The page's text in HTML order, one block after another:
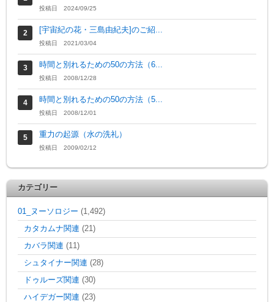
投稿日 2024/09/25
[宇宙紀の花・三島由紀夫]のご紹...
投稿日 2021/03/04
時間と別れるための50の方法（6...
投稿日 2008/12/28
時間と別れるための50の方法（5...
投稿日 2008/12/01
重力の起源（水の洗礼）
投稿日 2009/02/12
カテゴリー
01_ヌーソロジー (1,492)
カタカムナ関連 (21)
カバラ関連 (11)
シュタイナー関連 (28)
ドゥルーズ関連 (30)
ハイデガー関連 (23)